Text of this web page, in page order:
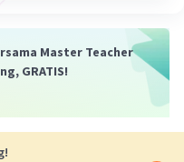
Master Teacher
GRATIS!